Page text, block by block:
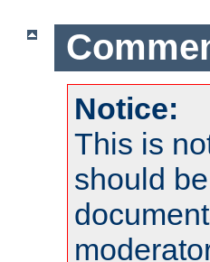
Notice:
This is
should